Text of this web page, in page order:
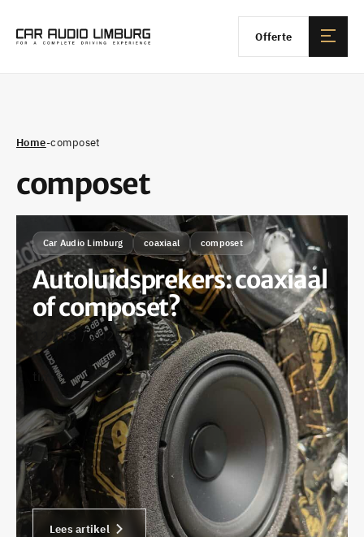
Offerte
Home-composet
composet
Car Audio Limburg coaxiaal composet
Autoluidsprekers: coaxiaal
of composet?
12 / 03 / 2025
•
tim
Lees artikel